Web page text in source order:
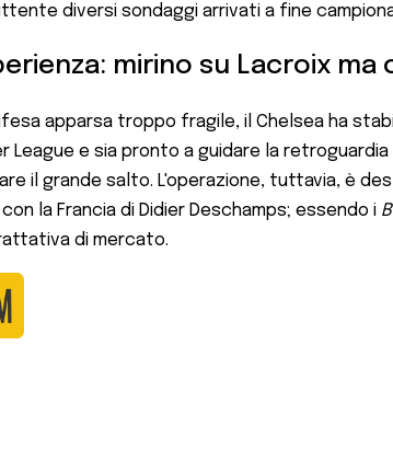
diversi sondaggi arrivati a fine
mirino su Lacroix
apparsa troppo fragile, il Chelsea ha
League e sia pronto a guidare la
il grande salto. L'operazione, tuttavia, è
la Francia di Didier Deschamps; essendo i
di mercato.